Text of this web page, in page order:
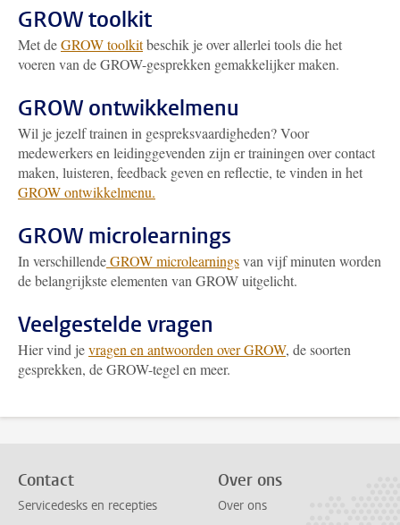
GROW toolkit
Met deGROW toolkitbeschik je over allerlei tools die het
voeren van de GROW-gesprekken gemakkelijker maken.
GROW ontwikkelmenu
Wil je jezelf trainen in gespreksvaardigheden? Voor
medewerkers en leidinggevenden zijn er trainingen over contact
maken, luisteren, feedback geven en reflectie, te vinden in het
GROW ontwikkelmenu.
GROW microlearnings
In verschillendeGROW microlearningsvan vijf minuten worden
de belangrijkste elementen van GROW uitgelicht.
Veelgestelde vragen
Hier vind jevragen en antwoorden over GROW, de soorten
gesprekken, de GROW-tegel en meer.
Contact
Servicedesks en recepties
Over ons
Over ons